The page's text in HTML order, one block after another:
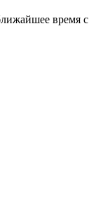
время с